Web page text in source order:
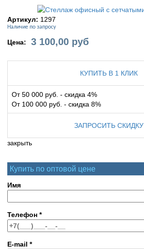
Артикул: 1297
Наличие по запросу
Цена: 3 100,00 руб
КУПИТЬ В 1 КЛИК
От 50 000 руб. - скидка 4%
От 100 000 руб. - скидка 8%
ЗАПРОСИТЬ СКИДКУ
закрыть
Купить по оптовой цене
Имя
Телефон *
E-mail *